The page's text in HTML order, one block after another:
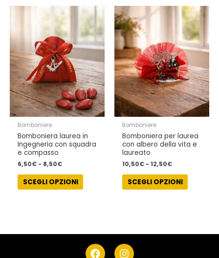
Bomboniere
Bomboniera laurea in
Ingegneria con squadra
e compasso
6,50€ - 8,50€
Fascia
di
prezzo:
da
6,50€
a
8,50€
SCEGLI OPZIONI
Questo
prodotto
ha
più
Le
opzioni
possono
essere
scelte
nella
del
Bomboniere
Bomboniera per laurea
con albero della vita e
laureato
10,50€ - 12,50€
Fascia
prezzo:
10,50€
a
12,50€
SCEGLI OPZIONI
Questo
prodotto
ha
più
varianti.
Le
opzioni
possono
essere
scelte
nella
del
F I